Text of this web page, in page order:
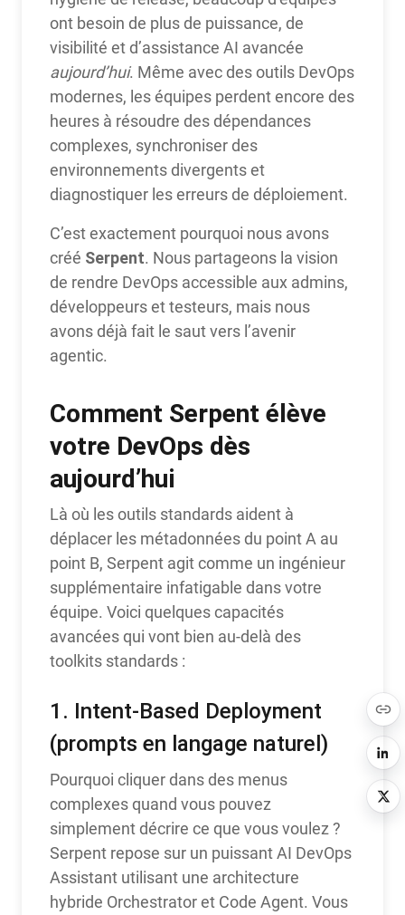
ont besoin de plus de puissance, de
visibilité et d’assistance AI avancée
aujourd’hui. Même avec des outils DevOps
modernes, les équipes perdent encore des
heures à résoudre des dépendances
complexes, synchroniser des
environnements divergents et
diagnostiquer les erreurs de déploiement.
C’est exactement pourquoi nous avons
créé Serpent. Nous partageons la vision
de rendre DevOps accessible aux admins,
développeurs et testeurs, mais nous
avons déjà fait le saut vers l’avenir
agentic.
Comment Serpent élève
votre DevOps dès
aujourd’hui
Là où les outils standards aident à
déplacer les métadonnées du point A au
point B, Serpent agit comme un ingénieur
supplémentaire infatigable dans votre
équipe. Voici quelques capacités
avancées qui vont bien au-delà des
toolkits standards :
1. Intent-Based Deployment
(prompts en langage naturel)
Pourquoi cliquer dans des menus
complexes quand vous pouvez
simplement décrire ce que vous voulez ?
Serpent repose sur un puissant AI DevOps
Assistant utilisant une architecture
hybride Orchestrator et Code Agent. Vous